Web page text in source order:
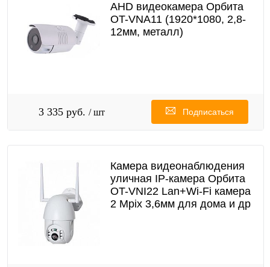
AHD видеокамера Орбита
OT-VNA11 (1920*1080, 2,8-
12мм, металл)
3 335 руб. / шт Подписаться
Камера видеонаблюдения
уличная IP-камера Орбита
OT-VNI22 Lan+Wi-Fi камера
2 Mpix 3,6мм для дома и др